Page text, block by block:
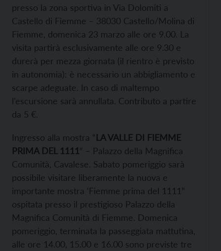
presso la zona sportiva in Via Dolomiti a
Castello di Fiemme – 38030 Castello/Molina di
Fiemme, domenica 23 marzo alle ore 9.00. La
visita partirà esclusivamente alle ore 9.30 e
durerà per mezza giornata (il rientro è previsto
in autonomia): è necessario un abbigliamento e
scarpe adeguate. In caso di maltempo
l’escursione sarà annullata. Contributo a partire
da 5 €.
Ingresso alla mostra “LA VALLE DI FIEMME
PRIMA DEL 1111” – Palazzo della Magnifica
Comunità, Cavalese. Sabato pomeriggio sarà
possibile visitare liberamente la nuova e
importante mostra ‘Fiemme prima del 1111”
ospitata presso il prestigioso Palazzo della
Magnifica Comunità di Fiemme. Domenica
pomeriggio, terminata la passeggiata mattutina,
alle ore 14.00, 15.00 e 16.00 sono previste tre